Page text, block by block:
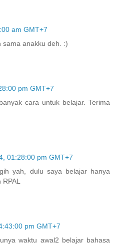
am GMT+7
sama anakku deh. :)
pm GMT+7
cara untuk belajar. Terima
01:28:00 pm GMT+7
yah, dulu saya belajar hanya
pm GMT+7
waktu awal2 belajar bahasa